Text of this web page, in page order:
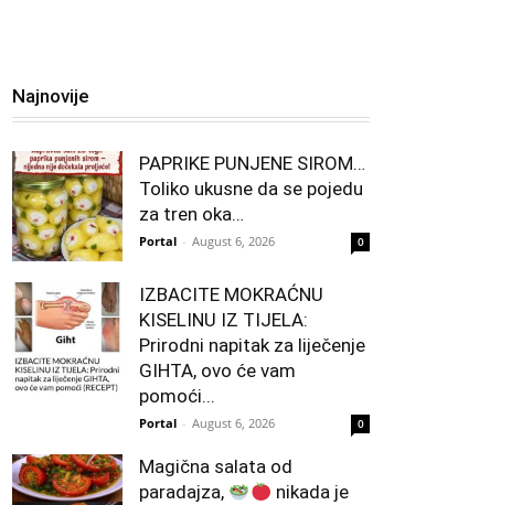
Najnovije
PAPRIKE PUNJENE SIROM…
Toliko ukusne da se pojedu
za tren oka…
Portal - August 6, 2026 0
IZBACITE MOKRAĆNU
KISELINU IZ TIJELA:
Prirodni napitak za liječenje
GIHTA, ovo će vam
pomoći...
Portal - August 6, 2026 0
Magična salata od
paradajza,
nikada je